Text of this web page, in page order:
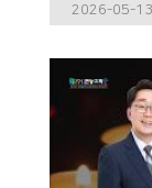
2026-05-13